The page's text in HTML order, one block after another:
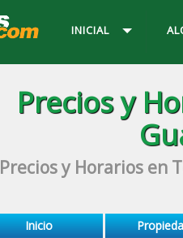
INICIAL
Precios y
Precios y Horarios en
Inicio